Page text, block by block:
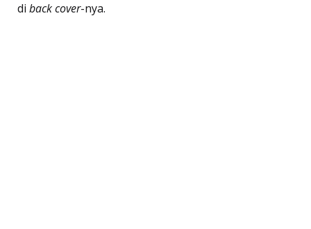
di back cover-nya.